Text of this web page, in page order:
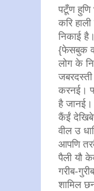
पटूँण हुणि
करि
निकाई
{फेसबुक
लोग के
करनई।
है
कैंईं
वील उ
आपणि
पैली यौ
गरीब-
शामिल